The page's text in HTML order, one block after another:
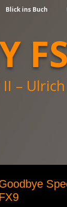
Blick ins Buch
–